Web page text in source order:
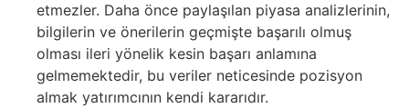
etmezler. Daha önce paylaşılan piyasa analizlerinin,
bilgilerin ve önerilerin geçmişte başarılı olmuş
olması ileri yönelik kesin başarı anlamına
gelmemektedir, bu veriler neticesinde pozisyon
almak yatırımcının kendi kararıdır.